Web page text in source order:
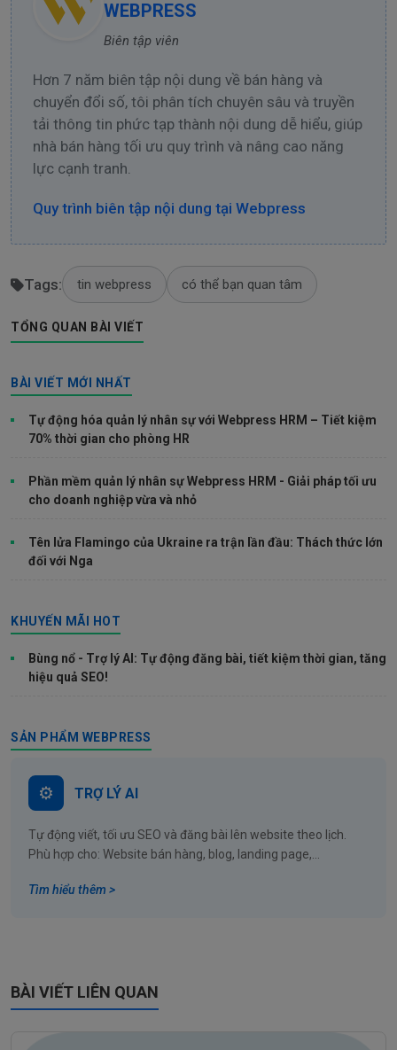
TỔNG QUAN BÀI VIẾT
WEBPRESS
Biên tập viên
Hơn 7 năm biên tập nội dung về bán hàng và
chuyển đổi số, tôi phân tích chuyên sâu và truyền
tải thông tin phức tạp thành nội dung dễ hiểu, giúp
nhà bán hàng tối ưu quy trình và nâng cao năng
lực cạnh tranh.
Quy trình biên tập nội dung tại Webpress
Tags: tin webpress có thể bạn quan tâm
BÀI VIẾT MỚI NHẤT
Tự động hóa quản lý nhân sự với Webpress HRM – Tiết kiệm
70% thời gian cho phòng HR
Phần mềm quản lý nhân sự Webpress HRM - Giải pháp tối ưu
cho doanh nghiệp vừa và nhỏ
Tên lửa Flamingo của Ukraine ra trận lần đầu: Thách thức lớn
đối với Nga
KHUYẾN MÃI HOT
Bùng nổ - Trợ lý AI: Tự động đăng bài, tiết kiệm thời gian, tăng
hiệu quả SEO!
SẢN PHẨM WEBPRESS
TRỢ LÝ AI
Tự động viết, tối ưu SEO và đăng bài lên website theo lịch.
Phù hợp cho: Website bán hàng, blog, landing page,...
Tìm hiểu thêm >
BÀI VIẾT LIÊN QUAN